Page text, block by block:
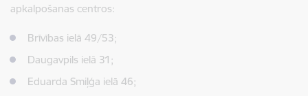
apkalpošanas centros:
Brīvības ielā 49/53;
Daugavpils ielā 31;
Eduarda Smiļģa ielā 46;